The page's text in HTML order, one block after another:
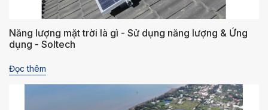
Năng lượng mặt trời là gì - Sử dụng năng lượng & Ứng
dụng - Soltech
Đọc thêm